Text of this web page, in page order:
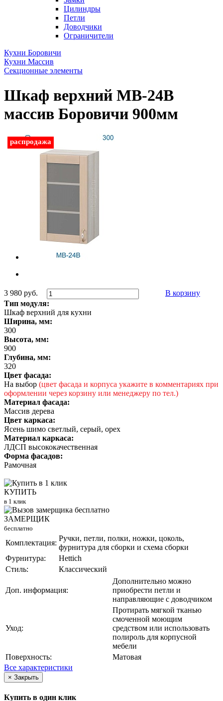
Цилиндры
Петли
Доводчики
Ограничители
Кухни Боровичи
Кухни Массив
Секционные элементы
Шкаф верхний МВ-24В
массив Боровичи 900мм
распродажа
3 980 руб.
В корзину
Тип модуля:
Шкаф верхний для кухни
Ширина, мм:
300
Высота, мм:
900
Глубина, мм:
320
Цвет фасада:
На выбор (цвет фасада и корпуса укажите в комментариях при
оформлении через корзину или менеджеру по тел.)
Материал фасада:
Массив дерева
Цвет каркаса:
Ясень шимо светлый, серый, орех
Материал каркаса:
ЛДСП высококачественная
Форма фасадов:
Рамочная
КУПИТЬ
в 1 клик
ЗАМЕРЩИК
бесплатно
Комплектация:
Ручки, петли, полки, ножки, цоколь,
фурнитура для сборки и схема сборки
Фурнитура:
Hettich
Стиль:
Классический
Доп. информация:
Дополнительно можно
приобрести петли и
направляющие с доводчиком
Уход:
Протирать мягкой тканью
смоченной моющим
средством или использовать
полироль для корпусной
мебели
Поверхность:
Матовая
Все характеристики
× Закрыть
Купить в один клик